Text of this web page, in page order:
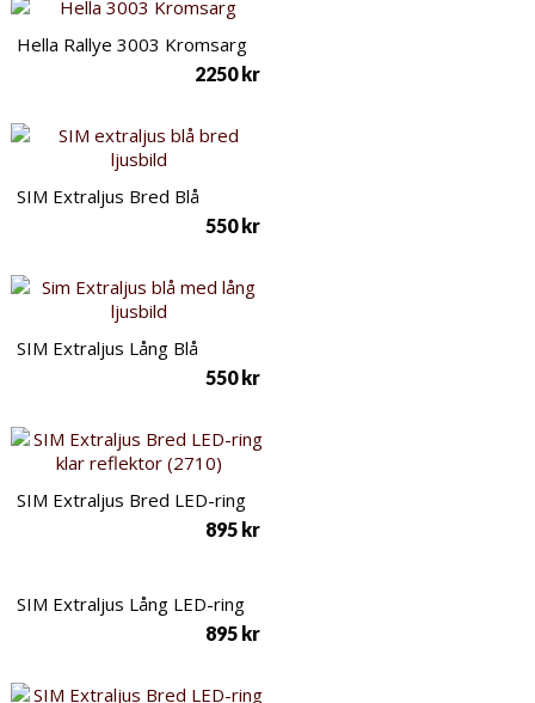
Hella Rallye 3003 Kromsarg
2250kr
SIM Extraljus Bred Blå
550kr
SIM Extraljus Lång Blå
550kr
SIM Extraljus Bred LED-ring
895 kr
SIM Extraljus Lång LED-ring
895 kr